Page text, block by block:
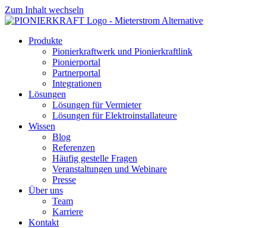
Zum Inhalt wechseln
Produkte
Pionierkraftwerk und Pionierkraftlink
Pionierportal
Partnerportal
Integrationen
Lösungen
Lösungen für Vermieter
Lösungen für Elektroinstallateure
Wissen
Blog
Referenzen
Häufig gestelle Fragen
Veranstaltungen und Webinare
Presse
Über uns
Team
Karriere
Kontakt